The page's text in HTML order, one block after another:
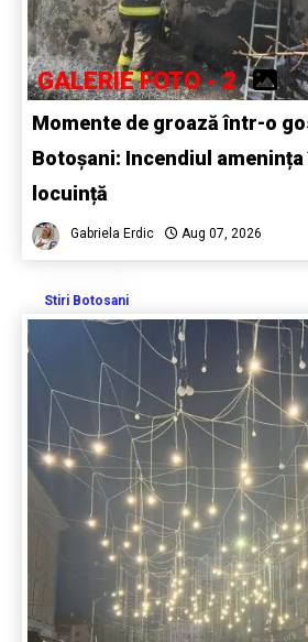
GALERIE FOTO - 2
Momente de groază într-o
Botoșani: Incendiul
locuință
Gabriela Erdic Aug 07, 2026
Stiri Botosani